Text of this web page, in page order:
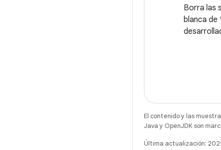
Borra las
blanca de
El contenido y las
Java y OpenJDK son
Última actualización: